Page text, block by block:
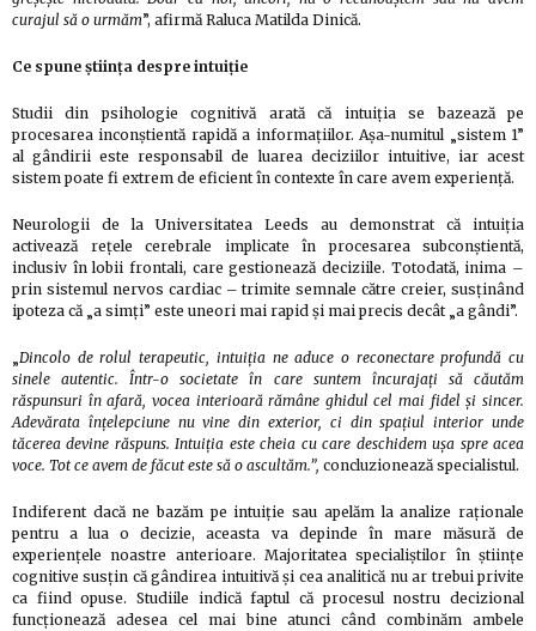
curajul să o urmăm”, afirmă Raluca Matilda Dinică.
Ce spune știința despre intuiție
Studii din psihologie cognitivă arată că intuiția se bazează pe
procesarea inconștientă rapidă a informațiilor. Așa-numitul „sistem 1”
al gândirii este responsabil de luarea deciziilor intuitive, iar acest
sistem poate fi extrem de eficient în contexte în care avem experiență.
Neurologii de la Universitatea Leeds au demonstrat că intuiția
activează rețele cerebrale implicate în procesarea subconștientă,
inclusiv în lobii frontali, care gestionează deciziile. Totodată, inima –
prin sistemul nervos cardiac – trimite semnale către creier, susținând
ipoteza că „a simți” este uneori mai rapid și mai precis decât „a gândi”.
„Dincolo de rolul terapeutic, intuiția ne aduce o reconectare profundă cu
sinele autentic. Într-o societate în care suntem încurajați să căutăm
răspunsuri în afară, vocea interioară rămâne ghidul cel mai fidel și sincer.
Adevărata înțelepciune nu vine din exterior, ci din spațiul interior unde
tăcerea devine răspuns. Intuiția este cheia cu care deschidem ușa spre acea
voce. Tot ce avem de făcut este să o ascultăm.”, concluzionează specialistul.
Indiferent dacă ne bazăm pe intuiție sau apelăm la analize raționale
pentru a lua o decizie, aceasta va depinde în mare măsură de
experiențele noastre anterioare. Majoritatea specialiștilor în științe
cognitive susțin că gândirea intuitivă și cea analitică nu ar trebui privite
ca fiind opuse. Studiile indică faptul că procesul nostru decizional
funcționează adesea cel mai bine atunci când combinăm ambele